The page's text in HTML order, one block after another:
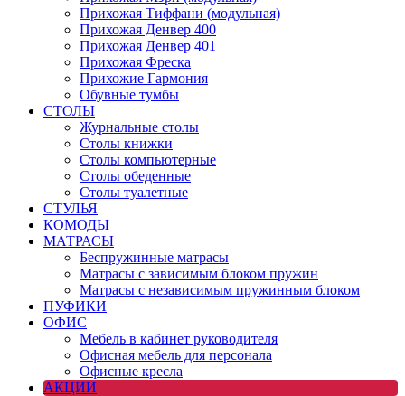
Прихожая Тиффани (модульная)
Прихожая Денвер 400
Прихожая Денвер 401
Прихожая Фреска
Прихожие Гармония
Обувные тумбы
СТОЛЫ
Журнальные столы
Столы книжки
Столы компьютерные
Столы обеденные
Столы туалетные
СТУЛЬЯ
КОМОДЫ
МАТРАСЫ
Беспружинные матрасы
Матрасы с зависимым блоком пружин
Матрасы с независимым пружинным блоком
ПУФИКИ
ОФИС
Мебель в кабинет руководителя
Офисная мебель для персонала
Офисные кресла
АКЦИИ